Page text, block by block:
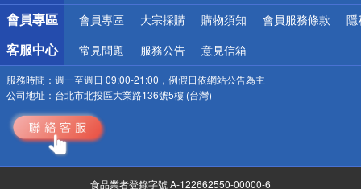
會員專區 會員專區 大宗採購 購物須知 會員服務條款 隱
客服中心 常見問題 服務公告 意見信箱
服務時間： 週一至週日 09:00-21:00，例假日依網站公告為主
公司地址： 台北市北投區大業路136號5樓 (台灣)
食品業者登錄字號 A-122662550-00000-6